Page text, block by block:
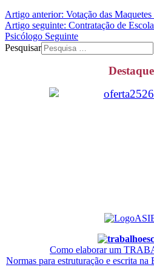
Artigo anterior: Votação das
Artigo seguinte: Contratação de
Psicólogo Seguinte
Pesquisar
Como elaborar um
Normas para estruturação e escrita na